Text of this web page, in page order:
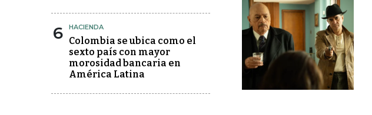
6 HACIENDA
Colombia se ubica como el
sexto país con mayor
morosidad bancaria en
América Latina